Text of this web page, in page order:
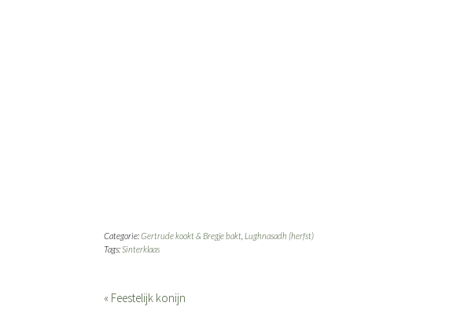
Categorie:Gertrude kookt & Bregje bakt Lughnasadh (herfst)
Tags:Sinterklaas
« Feestelijk konijn